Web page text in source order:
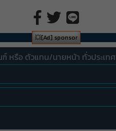
💥[Ad] sponsor
หรือ ตัวแทน/นายหน้า ทั่วประเทศ